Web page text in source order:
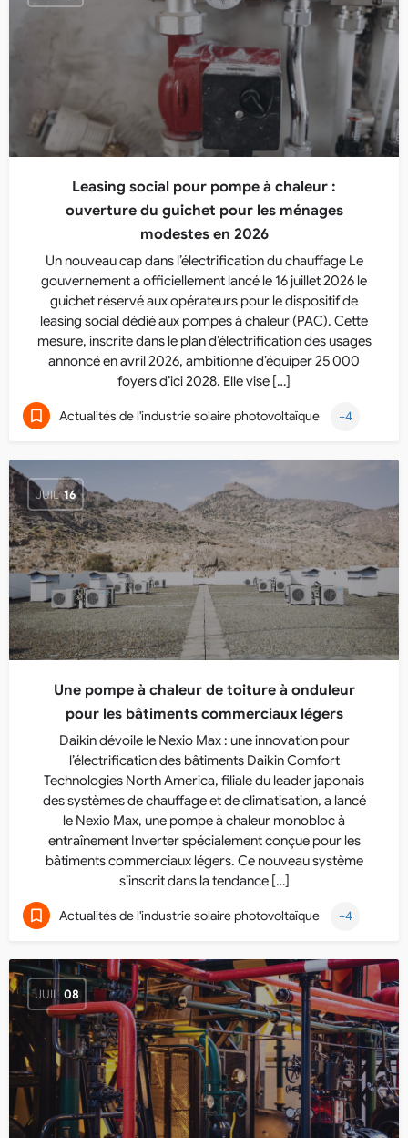
Leasing social pour pompe à chaleur :
ouverture du guichet pour les ménages
modestes en 2026
Un nouveau cap dans l’électrification du chauffage Le
gouvernement a officiellement lancé le 16 juillet 2026 le
guichet réservé aux opérateurs pour le dispositif de
leasing social dédié aux pompes à chaleur (PAC). Cette
mesure, inscrite dans le plan d’électrification des usages
annoncé en avril 2026, ambitionne d’équiper 25 000
foyers d’ici 2028. Elle vise […]
Actualités de l'industrie solaire photovoltaïque +4
JUIL 16
Une pompe à chaleur de toiture à onduleur
pour les bâtiments commerciaux légers
Daikin dévoile le Nexio Max : une innovation pour
l’électrification des bâtiments Daikin Comfort
Technologies North America, filiale du leader japonais
des systèmes de chauffage et de climatisation, a lancé
le Nexio Max, une pompe à chaleur monobloc à
entraînement Inverter spécialement conçue pour les
bâtiments commerciaux légers. Ce nouveau système
s’inscrit dans la tendance […]
Actualités de l'industrie solaire photovoltaïque +4
JUIL 08